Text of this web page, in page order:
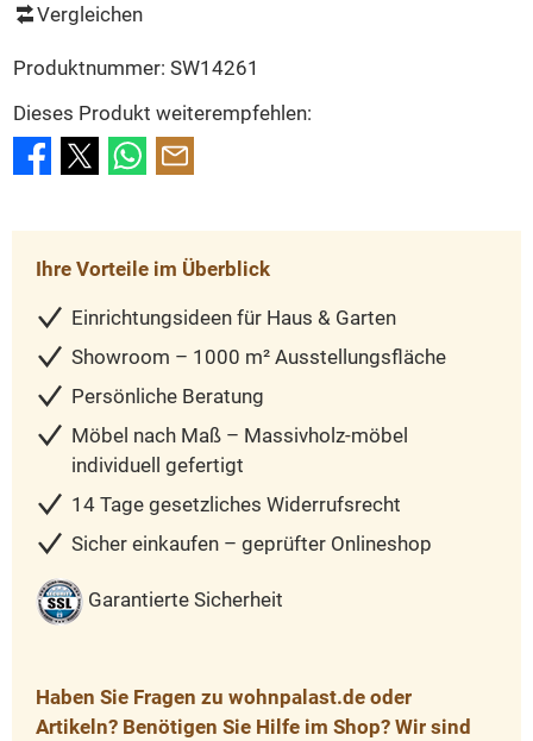
Vergleichen
Produktnummer: SW14261
Dieses Produkt weiterempfehlen:
Ihre Vorteile im Überblick
Einrichtungsideen für Haus & Garten
Showroom – 1000 m² Ausstellungsfläche
Persönliche Beratung
Möbel nach Maß – Massivholz-möbel
individuell gefertigt
14 Tage gesetzliches Widerrufsrecht
Sicher einkaufen – geprüfter Onlineshop
Garantierte Sicherheit
Haben Sie Fragen zu wohnpalast.de oder
Artikeln? Benötigen Sie Hilfe im Shop? Wir sind